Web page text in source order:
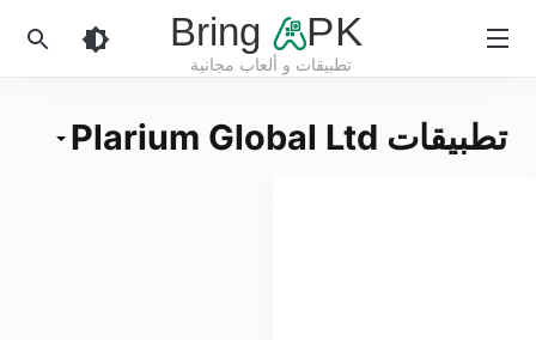
Bring PK
تطبيقات و ألعاب مجانية
تطبيقات Plarium Global Ltd